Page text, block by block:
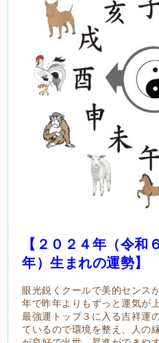
【２０２４年（令和
年）生まれの運勢】
眼光鋭くクールで美的センス
年で昨年よりもずっと運気が
最強運トップ３に入る吉祥運
ているので環境を整え、人の